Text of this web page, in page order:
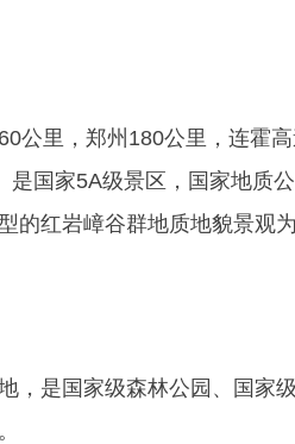
公里，郑州180公里，连霍高
国家5A级景区，国家地质公
的红岩嶂谷群地质地貌景观
，是国家级森林公园、国家